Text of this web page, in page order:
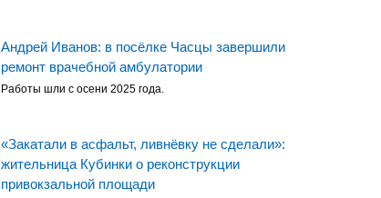
Андрей Иванов: в посёлке Часцы завершили
ремонт врачебной амбулатории
Работы шли с осени 2025 года.
«Закатали в асфальт, ливнёвку не сделали»:
жительница Кубинки о реконструкции
привокзальной площади